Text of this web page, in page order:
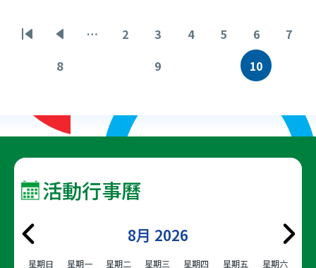
Pagination
First
Previous
page
…
頁
2
頁
面
3
頁
4
頁
5
頁
面
6
頁
7
頁
8
頁
9
目
面
10
活動行事曆
8月 2026
星期日 星期一 星期二 星期三 星期四 星期五 星期六